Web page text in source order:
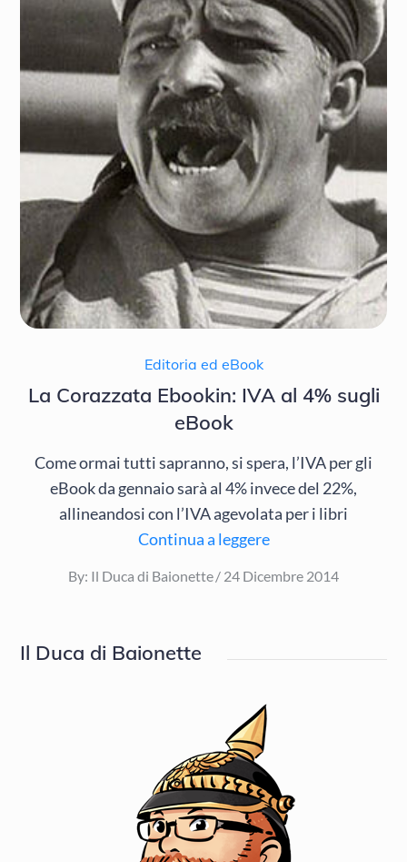
Editoria ed eBook
La Corazzata Ebookin: IVA al 4% sugli
eBook
Come ormai tutti sapranno, si spera, l’IVA per gli
eBook da gennaio sarà al 4% invece del 22%,
allineandosi con l’IVA agevolata per i libri
Continua a leggere
By: Il Duca di Baionette
Posted
24 Dicembre 2014
Il Duca di Baionette